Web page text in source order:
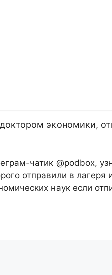
экономики,
чатик @podbox,
отправили в
наук если